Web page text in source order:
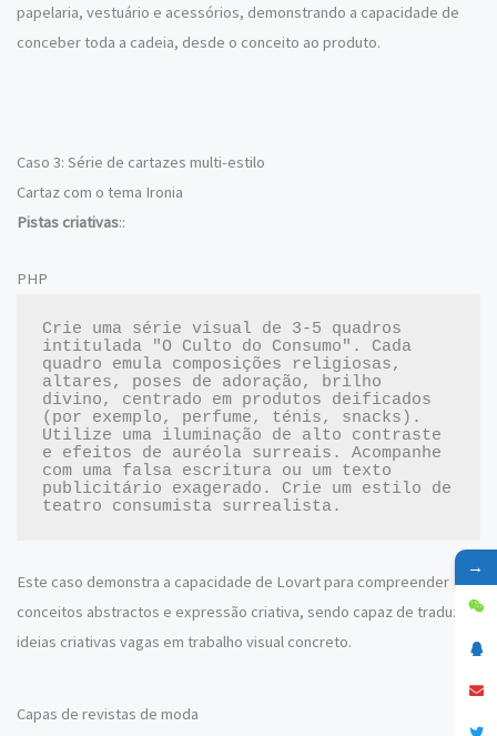
papelaria, vestuário e acessórios, demonstrando a capacidade de
conceber toda a cadeia, desde o conceito ao produto.
Caso 3: Série de cartazes multi-estilo
Cartaz com o tema Ironia
Pistas criativas::
PHP
Crie uma série visual de 3-5 quadros
intitulada "O Culto do Consumo". Cada
quadro emula composições religiosas,
altares, poses de adoração, brilho
divino, centrado em produtos deificados
(por exemplo, perfume, ténis, snacks).
Utilize uma iluminação de alto contraste
e efeitos de auréola surreais. Acompanhe
com uma falsa escritura ou um texto
publicitário exagerado. Crie um estilo de
Este caso demonstra a capacidade de Lovart para compreender
conceitos abstractos e expressão criativa, sendo capaz de traduzir
ideias criativas vagas em trabalho visual concreto.
Capas de revistas de moda
→